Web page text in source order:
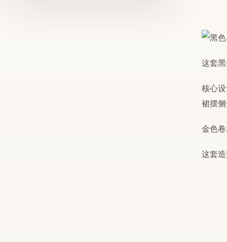
这套
核心
裙摆
金色
这套